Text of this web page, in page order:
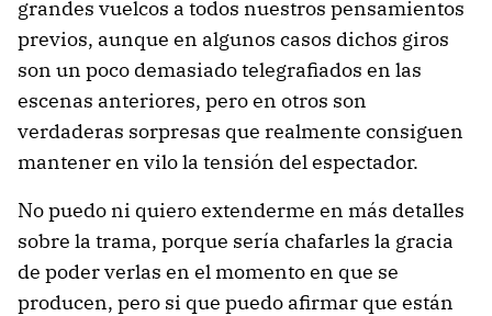
grandes vuelcos a todos nuestros pensamientos
previos, aunque en algunos casos dichos giros
son un poco demasiado telegrafiados en las
escenas anteriores, pero en otros son
verdaderas sorpresas que realmente consiguen
mantener en vilo la tensión del espectador.
No puedo ni quiero extenderme en más detalles
sobre la trama, porque sería chafarles la gracia
de poder verlas en el momento en que se
producen, pero si que puedo afirmar que están